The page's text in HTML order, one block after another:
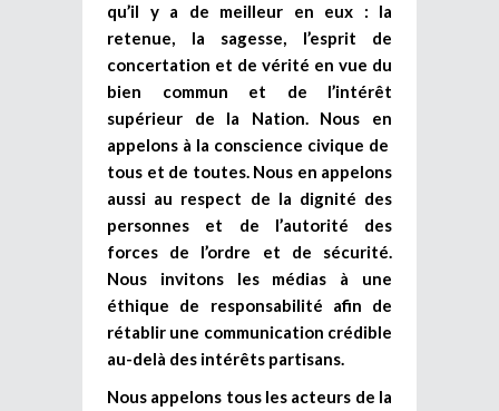
qu’il y a de meilleur en eux : la
retenue, la sagesse, l’esprit de
concertation et de vérité en vue du
bien commun et de l’intérêt
supérieur de la Nation. Nous en
appelons à la conscience civique de
tous et de toutes. Nous en appelons
aussi au respect de la dignité des
personnes et de l’autorité des
forces de l’ordre et de sécurité.
Nous invitons les médias à une
éthique de responsabilité afin de
rétablir une communication crédible
au-delà des intérêts partisans.
Nous appelons tous les acteurs de la